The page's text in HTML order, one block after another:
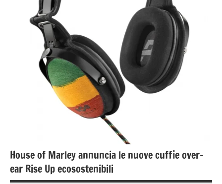
House of Marley annuncia le nuove cuffie over-
ear Rise Up ecosostenibili